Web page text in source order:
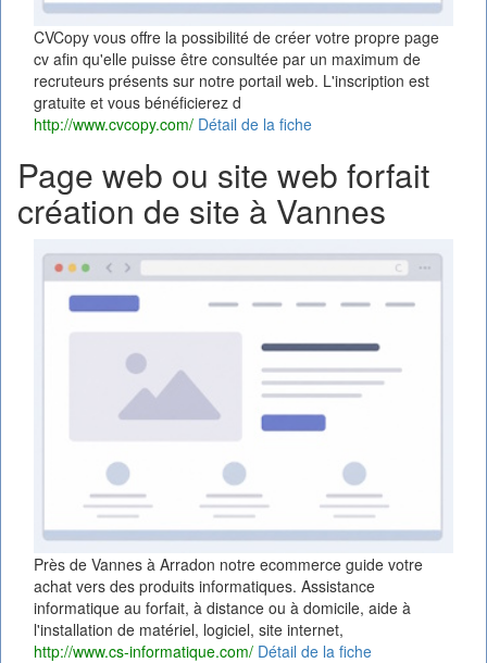
CVCopy vous offre la possibilité de créer votre propre page
cv afin qu'elle puisse être consultée par un maximum de
recruteurs présents sur notre portail web. L'inscription est
gratuite et vous bénéficierez d
http://www.cvcopy.com/ Détail de la fiche
Page web ou site web forfait
création de site à Vannes
Près de Vannes à Arradon notre ecommerce guide votre
achat vers des produits informatiques. Assistance
informatique au forfait, à distance ou à domicile, aide à
l'installation de matériel, logiciel, site internet,
http://www.cs-informatique.com/ Détail de la fiche